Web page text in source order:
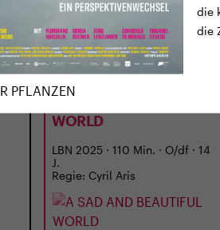
DI
WORLD
LBN 2025 · 110 Min. · O/df · 14
J.
Regie: Cyril Aris
die
die